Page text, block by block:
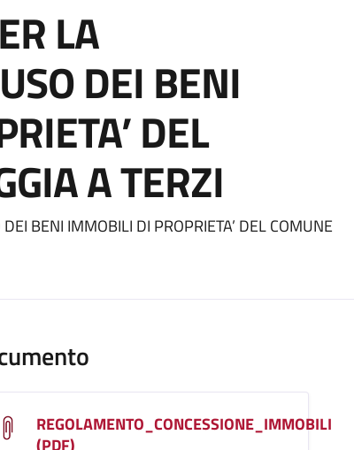
LA
DEI BENI
DEL
A TERZI
BENI IMMOBILI DI PROPRIETA’ DEL COMUNE
REGOLAMENTO_CONCESSIONE_IMMOBILI
(PDF)